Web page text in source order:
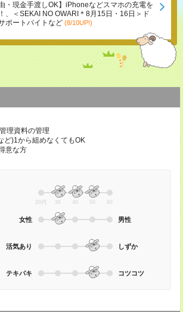
・現金手渡しOK】iPhoneなどスマホの充電を
、＜SEKAI NO OWARI＊8月15日・16日＞ド
ポートバイトなど (8/10UP!)
理資料の管理
)1から組めなくてもOK
意な方
20代 30 40 50 60
女性 男性
活気あり しずか
テキパキ コツコツ